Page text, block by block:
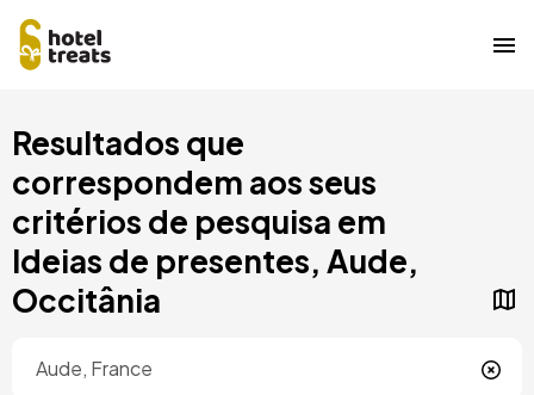
para
conteúdo
principal
Resultados que
correspondem aos seus
critérios de pesquisa em
Ideias de presentes, Aude,
Occitânia